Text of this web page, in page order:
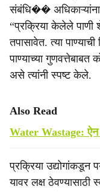
संबंधि�� अधिकाऱ्यांना
“प्रक्रिया केलेले पाणी
तपासावेत. त्या
पाण्याच्या
असे त्यांनी स्पष्ट केले.
Also Read
Water Wastage: ऐन
प्रक्रिया उद्योगांकडून
यावर लक्ष ठेवण्यासाठी